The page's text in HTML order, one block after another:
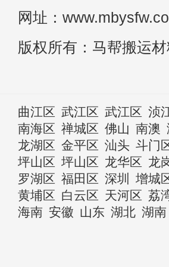
网址：
版权所有：马帮搬运材
曲江区 武江区 武江区 浈
南海区 禅城区 佛山 南澳
龙湖区 金平区 汕头 斗门
坪山区 坪山区 龙华区 龙
罗湖区 福田区 深圳 增城
黄埔区 白云区 天河区 荔
海南 安徽 山东 湖北 湖南